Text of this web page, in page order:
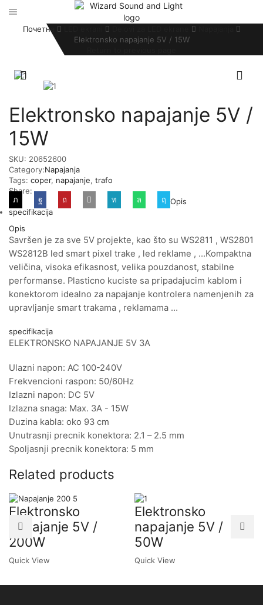
Почетна
Elektronsko napajanje 5V / 15W
Elektronsko napajanje 5V /
15W
SKU: 20652600
Category:Napajanja
Tags: coper, napajanje, trafo
Share:
Opis
specifikacija
Opis
Savršen je za sve 5V projekte, kao što su WS2811 , WS2801
WS2812B led smart pixel trake , led reklame , …Kompaktna
veličina, visoka efikasnost, velika pouzdanost, stabilne
performanse. Plasticno kuciste sa pripadajucim kablom i
konektorom idealno za napajanje kontrolera namenjenih za
upravljanje smart trakama , reklamama …
specifikacija
ELEKTRONSKO NAPAJANJE 5V 3A
Ulazni napon: AC 100-240V
Frekvencioni raspon: 50/60Hz
Izlazni napon: DC 5V
Izlazna snaga: Max. 3A - 15W
Duzina kabla: oko 93 cm
Unutrasnji precnik konektora: 2.1 – 2.5 mm
Spoljasnji precnik konektora: 5 mm
Related products
Elektronsko
napajanje 5V /
200W
Quick View
Elektronsko
napajanje 5V /
50W
Quick View